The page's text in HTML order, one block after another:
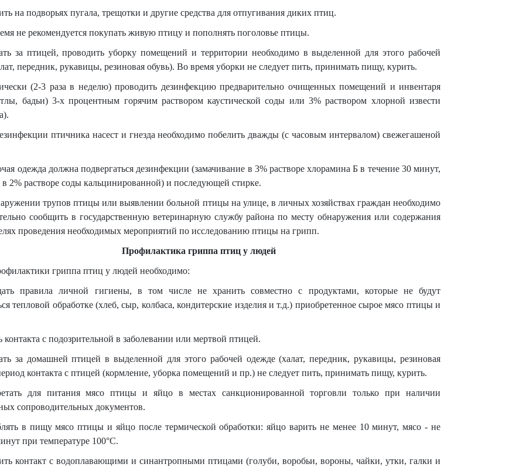
на подворьях пугала, трещотки и другие средства для отпугивания диких птиц.
не рекомендуется покупать живую птицу и пополнять поголовье птицы.
за птицей, проводить уборку помещений и территории необходимо в выделенной для этого рабочей
передник, рукавицы, резиновая обувь). Во время уборки не следует пить, принимать пищу, курить.
(2-3 раза в неделю) проводить дезинфекцию предварительно очищенных помещений и инвентаря
бадьи) 3-х процентным горячим раствором каустической соды или 3% раствором хлорной извести
птичника насест и гнезда необходимо побелить дважды (с часовым интервалом) свежегашеной
одежда должна подвергаться дезинфекции (замачивание в 3% растворе хлорамина Б в течение 30 минут,
2% растворе соды кальцинированной) и последующей стирке.
трупов птицы или выявлении больной птицы на улице, в личных хозяйствах граждан необходимо
сообщить в государственную ветеринарную службу района по месту обнаружения или содержания
проведения необходимых мероприятий по исследованию птицы на грипп.
Профилактика гриппа птиц у людей
гриппа птиц у людей необходимо:
правила личной гигиены, в том числе не хранить совместно с продуктами, которые не будут
тепловой обработке (хлеб, сыр, колбаса, кондитерские изделия и т.д.) приобретенное сырое мясо птицы и
контакта с подозрительной в заболевании или мертвой птицей.
за домашней птицей в выделенной для этого рабочей одежде (халат, передник, рукавицы, резиновая
контакта с птицей (кормление, уборка помещений и пр.) не следует пить, принимать пищу, курить.
для питания мясо птицы и яйцо в местах санкционированной торговли только при наличии
сопроводительных документов.
в пищу мясо птицы и яйцо после термической обработки: яйцо варить не менее 10 минут, мясо - не
при температуре 100°С.
контакт с водоплавающими и синантропными птицами (голуби, воробьи, вороны, чайки, утки, галки и